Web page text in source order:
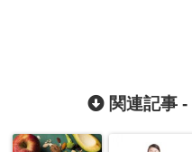
関連記事 -